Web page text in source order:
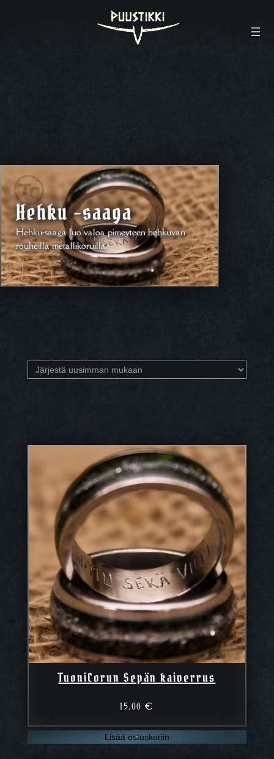
Hehku -saaga
Hehku-saaga luo valoa pimeyteen hehkuvan
rouheilla metallikoruilla.
TuoniCorun Sepän kaiverrus
15,00€
Lisää ostoskoriin